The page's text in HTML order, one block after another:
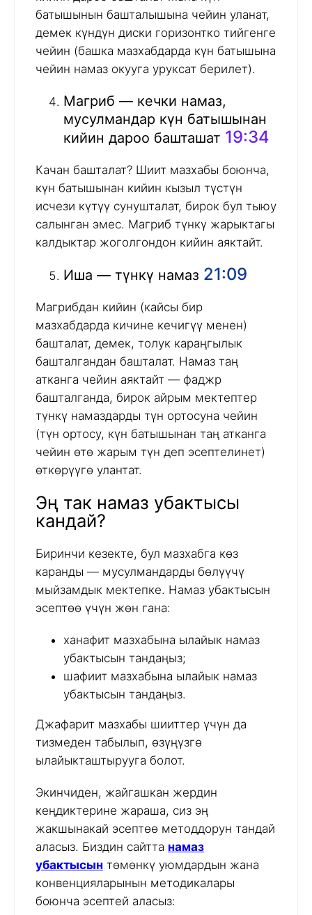
батышынын башталышына чейин уланат,
демек күндүн диски горизонтко тийгенге
чейин (башка мазхабдарда күн батышына
чейин намаз окууга уруксат берилет).
Магриб — кечки намаз,
мусулмандар күн батышынан
кийин дароо башташат 19:34
Качан башталат? Шиит мазхабы боюнча,
күн батышынан кийин кызыл түстүн
исчези күтүү сунушталат, бирок бул тыюу
салынган эмес. Магриб түнкү жарыктагы
калдыктар жоголгондон кийин аяктайт.
Иша — түнкү намаз 21:09
Магрибдан кийин (кайсы бир
мазхабдарда кичине кечигүү менен)
башталат, демек, толук караңгылык
башталгандан башталат. Намаз таң
атканга чейин аяктайт — фаджр
башталганда, бирок айрым мектептер
түнкү намаздарды түн ортосуна чейин
(түн ортосу, күн батышынан таң атканга
чейин өтө жарым түн деп эсептелинет)
өткөрүүгө улантат.
Эң так намаз убактысы
кандай?
Биринчи кезекте, бул мазхабга көз
каранды — мусулмандарды бөлүүчү
мыйзамдык мектепке. Намаз убактысын
эсептөө үчүн жөн гана:
ханафит мазхабына ылайык намаз
убактысын тандаңыз;
шафиит мазхабына ылайык намаз
убактысын тандаңыз.
Джафарит мазхабы шииттер үчүн да
тизмеден табылып, өзүңүзгө
ылайыкташтырууга болот.
Экинчиден, жайгашкан жердин
кеңдиктерине жараша, сиз эң
жакшынакай эсептөө методдорун тандай
аласыз. Биздин сайтта намаз
убактысын төмөнкү уюмдардын жана
конвенцияларынын методикалары
боюнча эсептей аласыз: